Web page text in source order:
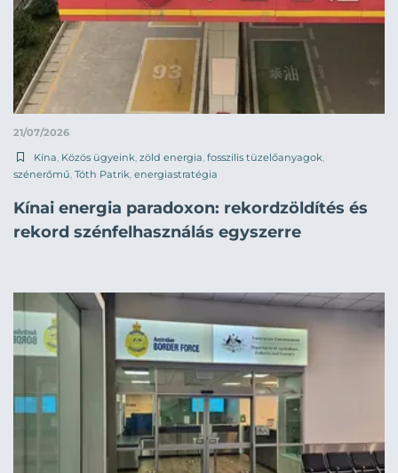
21/07/2026
Kína Közös ügyeink zöld energia fosszilis tüzelőanyagok
szénerőmű Tóth Patrik energiastratégia
Kínai energia paradoxon: rekordzöldítés és
rekord szénfelhasználás egyszerre